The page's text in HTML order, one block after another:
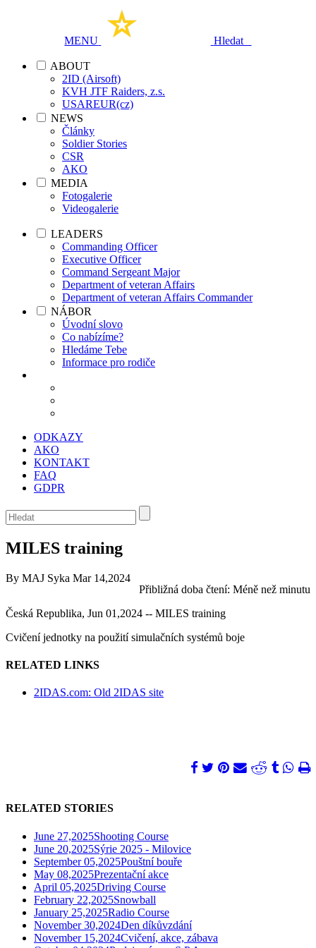
MENU Hledat
ABOUT
2ID (Airsoft)
KVH JTF Raiders, z.s.
USAREUR(cz)
NEWS
Články
Soldier Stories
CSR
AKO
MEDIA
Fotogalerie
Videogalerie
LEADERS
Commanding Officer
Executive Officer
Command Sergeant Major
Department of veteran Affairs
Department of veteran Affairs Commander
NÁBOR
Úvodní slovo
Co nabízíme?
Hledáme Tebe
Informace pro rodiče
ODKAZY
AKO
KONTAKT
FAQ
GDPR
MILES training
Přibližná doba čtení: Méně než minutu
By MAJ Syka Mar 14,2024
Česká Republika, Jun 01,2024 -- MILES training
Cvičení jednotky na použití simulačních systémů boje
RELATED LINKS
2IDAS.com: Old 2IDAS site
RELATED STORIES
June 27,2025Shooting Course
June 20,2025Sýrie 2025 - Milovice
September 05,2025Pouštní bouře
May 08,2025Prezentační akce
April 05,2025Driving Course
February 22,2025Snowball
January 25,2025Radio Course
November 30,2024Den díkůvzdání
November 15,2024Cvičení, akce, zábava